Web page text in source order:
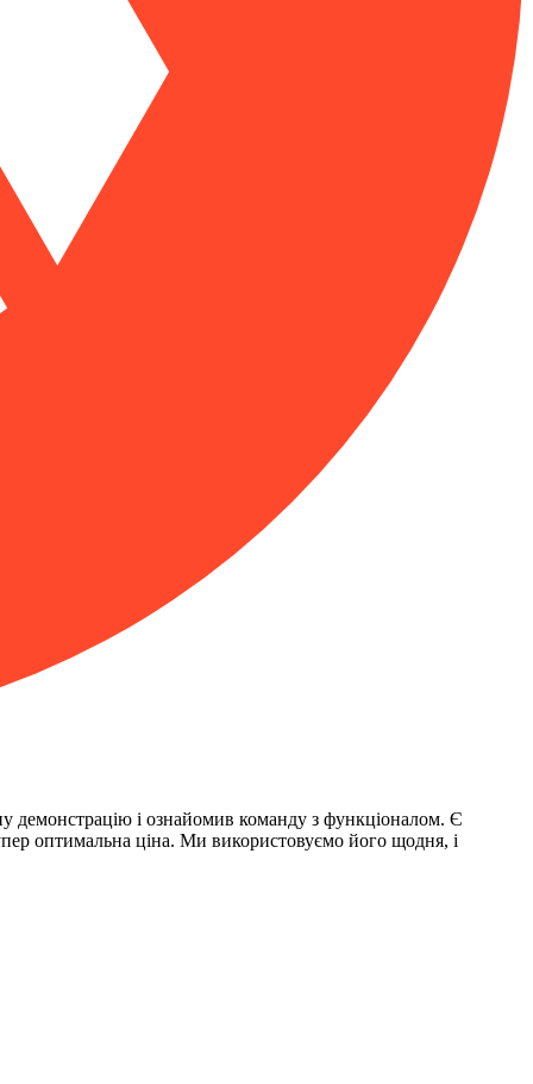
демонстрацію і ознайомив команду з функціоналом. Є
оптимальна ціна. Ми використовуємо його щодня, і